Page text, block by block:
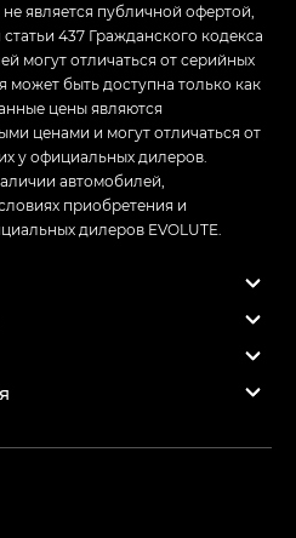
является публичной офертой,
437 Гражданского кодекса
могут отличаться от серийных
может быть доступна только как
цены являются
ценами и могут отличаться от
у официальных дилеров.
автомобилей,
приобретения и
дилеров EVOLUTE.